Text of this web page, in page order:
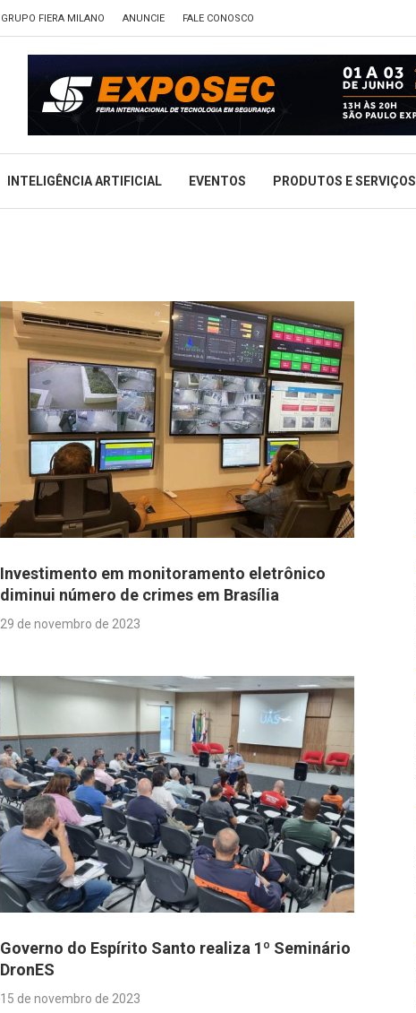
GRUPO FIERA MILANO ANUNCIE FALE CONOSCO
INTELIGÊNCIA ARTIFICIAL EVENTOS PRODUTOS E SERVIÇOS
Investimento em monitoramento eletrônico
diminui número de crimes em Brasília
29 de novembro de 2023
Governo do Espírito Santo realiza 1º Seminário
DronES
15 de novembro de 2023